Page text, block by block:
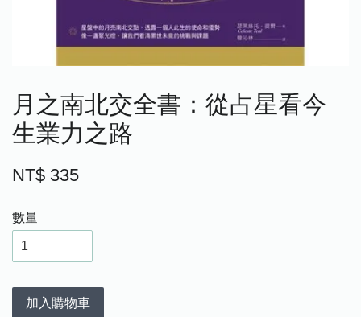
月之南北交全書：從占星看今
生業力之路
NT$ 335
數量
加入購物車